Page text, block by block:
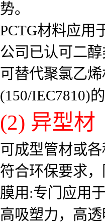
势。
PCTG材料应用
公司已认可二
可替代聚氯乙
(150/IEC7810)
(2) 异型材
可成型管材或
符合环保要求
膜用:专门应用
高吸塑力，高